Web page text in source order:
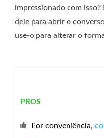
impressionado com isso?
dele para abrir o
use-o para alterar o
PROS
Por conveniência,